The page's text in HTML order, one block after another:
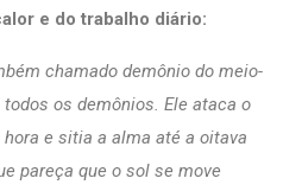
e do trabalho diário:
chamado demônio do meio-
os demônios. Ele ataca o
e sitia a alma até a oitava
pareça que o sol se move